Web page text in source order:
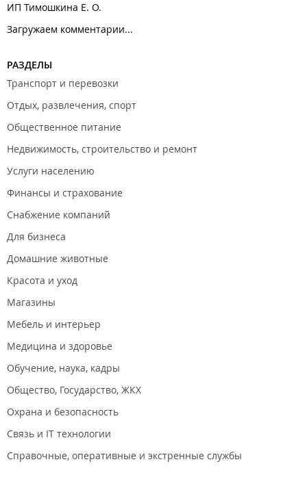
ИП Тимошкина Е. О.
Загружаем комментарии...
РАЗДЕЛЫ
Транспорт и перевозки
Отдых, развлечения, спорт
Общественное питание
Недвижимость, строительство и ремонт
Услуги населению
Финансы и страхование
Снабжение компаний
Для бизнеса
Домашние животные
Красота и уход
Магазины
Мебель и интерьер
Медицина и здоровье
Обучение, наука, кадры
Общество, Государство, ЖКХ
Охрана и безопасность
Связь и IT технологии
Справочные, оперативные и экстренные службы